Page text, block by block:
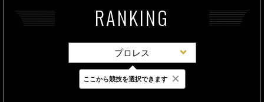
RANKING
プロレス
最新 24時間 週間
ここから競技を選択できます ×